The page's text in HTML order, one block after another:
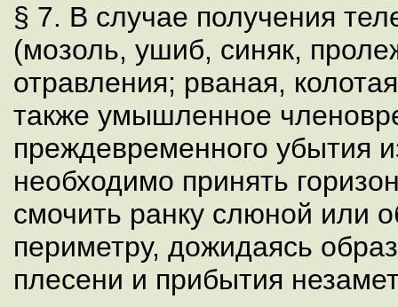
§ 7. В случае получения
(мозоль, ушиб, синяк,
отравления; рваная,
также умышленное
преждевременного убытия
необходимо принять
смочить ранку слюной или
периметру, дожидаясь
плесени и прибытия